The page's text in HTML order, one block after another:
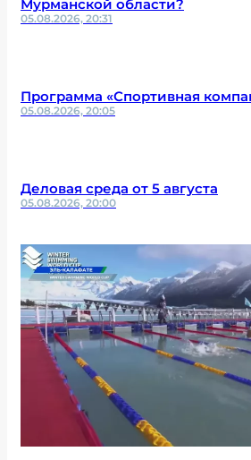
Мурманской области?
05.08.2026, 20:31
Программа «Спортивная
05.08.2026, 20:05
Деловая среда от 5 августа
05.08.2026, 20:00